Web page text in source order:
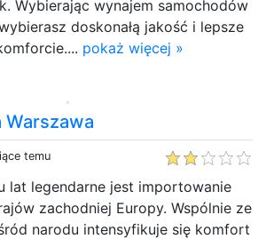
Wybierając wynajem samochodów
doskonałą jakość i lepsze
pokaż więcej »
Warszawa
temu
lat legendarne jest importowanie
zachodniej Europy. Wspólnie ze
narodu intensyfikuje się komfort